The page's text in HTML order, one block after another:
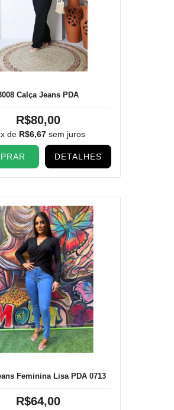
Calça Jeans PDA
R$80,00
x de R$6,67 sem juros
DETALHES
Feminina Lisa PDA 0713
R$64,00